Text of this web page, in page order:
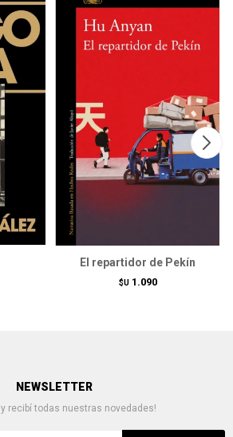
El repartidor de Pekín
$U 1.090
NEWSLETTER
y recibí todas nuestras novedades!